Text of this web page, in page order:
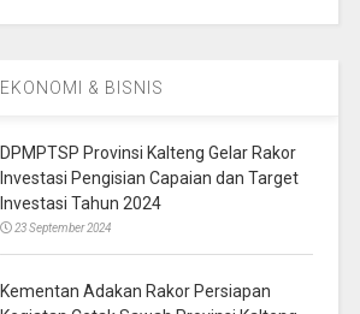
EKONOMI & BISNIS
DPMPTSP Provinsi Kalteng Gelar Rakor
Investasi Pengisian Capaian dan Target
Investasi Tahun 2024
23 September 2024
Kementan Adakan Rakor Persiapan